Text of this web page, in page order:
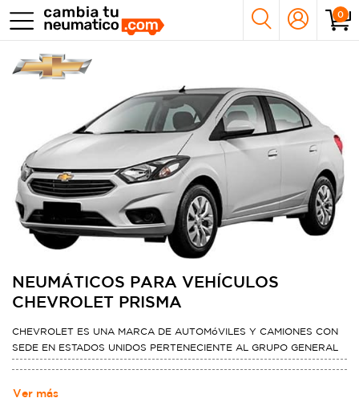
0
NEUMÁTICOS PARA VEHÍCULOS
CHEVROLET PRISMA
CHEVROLET ES UNA MARCA DE AUTOMóVILES Y CAMIONES CON
SEDE EN ESTADOS UNIDOS PERTENECIENTE AL GRUPO GENERAL
UNIDOS, FABRICANDO AUTOMóVILES ROBUSTOS.
Ver más